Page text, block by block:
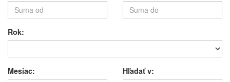
Rok:
Mesiac: Hľadať v: